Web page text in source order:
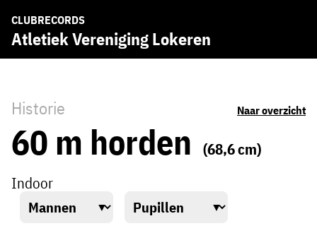
CLUBRECORDS
Atletiek Vereniging Lokeren
Historie Naar overzicht
60 m horden
(68,6 cm)
Indoor